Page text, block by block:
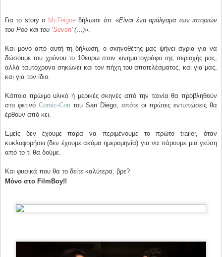
Για το story ο McTeigueδήλωσε ότι: «Είναι ένα αμάλγαμα των ιστοριών
του Poe και του ‘Seven’ (…)».
Και μόνο από αυτή τη δήλωση, ο σκηνοθέτης μας ψήνει άγρια για να
δώσουμε του χρόνου το 10ευρω στον κινηματογράφο της περιοχής μας,
αλλά ταυτόχρονα σηκώνει και τον πήχη του αποτελέσματος, και για μας,
και για τον ίδιο.
Κάποιο πρώιμο υλικό ή μερικές σκηνές από την ταινία θα προβληθούν
στο φετινό Comic-Con του San Diego, οπότε οι πρώτες εντυπώσεις θα
έρθουν από κει.
Εμείς δεν έχουμε παρά να περιμένουμε το πρώτο trailer, όταν
κυκλοφορήσει (δεν έχουμε ακόμα ημερομηνία) για να πάρουμε μια γεύση
από το τι θα δούμε.
Και φυσικά που θα το δείτε καλύτερα, βρε?
Μόνο στο FilmBoy!!